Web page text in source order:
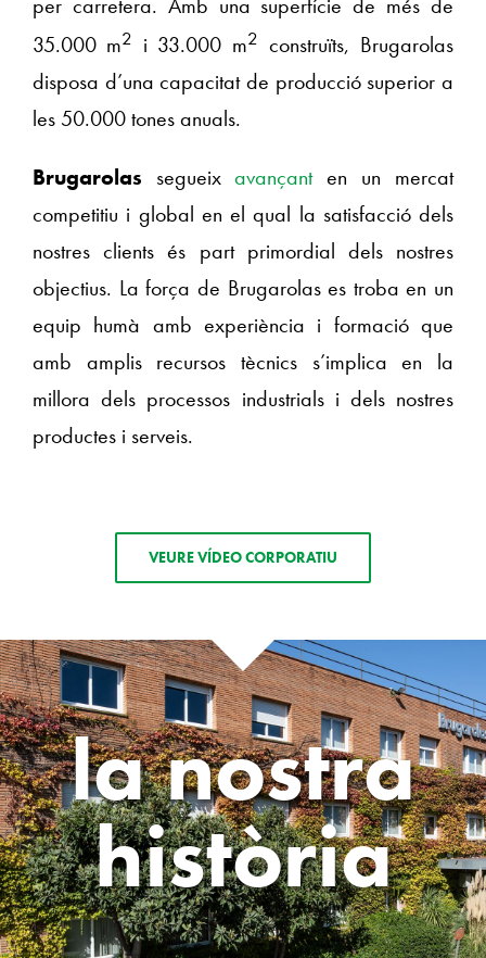
35.000 m2 i 33.000 m2 construïts, Brugarolas
disposa d’una capacitat de producció superior a
les 50.000 tones anuals.
Brugarolas segueix avançanten un mercat
competitiu i global en el qual la satisfacció dels
nostres clients és part primordial dels nostres
objectius. La força de Brugarolas es troba en un
equip humà amb experiència i formació que
amb amplis recursos tècnics s’implica en la
millora dels processos industrials i dels nostres
productes i serveis.
VEURE VÍDEO CORPORATIU
la nostra
història